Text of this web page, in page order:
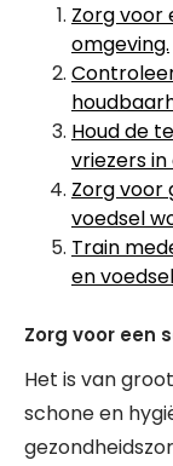
Zorg voor
omgeving.
Houd de
vriezers
Zorg voor
voedsel
Train
en
Zorg voor een
Het is van
schone en